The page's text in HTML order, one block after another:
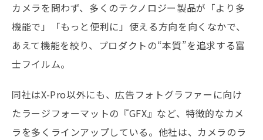
カメラを問わず、多くのテクノロジー製品が「より多
機能で」「もっと便利に」使える方向を向くなかで、
あえて機能を絞り、プロダクトの“本質”を追求する富
士フイルム。
同社はX-Pro以外にも、広告フォトグラファーに向け
たラージフォーマットの『GFX』など、特徴的なカメ
ラを多くラインアップしている。他社は、カメラのラ